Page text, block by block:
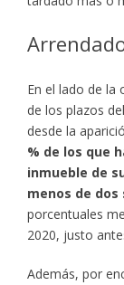
En el lado de la
de los plazos
desde la
% de los que
inmueble de
menos de dos
porcentuales
2020, justo
Además, por